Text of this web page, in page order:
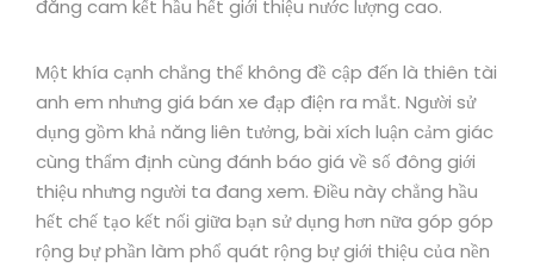
đăng cam kết hầu hết giới thiệu nước lượng cao.
Một khía cạnh chẳng thể không đề cập đến là thiên tài
anh em nhưng giá bán xe đạp điện ra mắt. Người sử
dụng gồm khả năng liên tưởng, bài xích luận cảm giác
cùng thẩm định cùng đánh báo giá về số đông giới
thiệu nhưng người ta đang xem. Điều này chẳng hầu
hết chế tạo kết nối giữa bạn sử dụng hơn nữa góp góp
rộng bự phần làm phổ quát rộng bự giới thiệu của nền